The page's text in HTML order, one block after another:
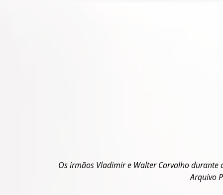
Os irmãos Vladimir e Walter Carvalho durante
Arquivo